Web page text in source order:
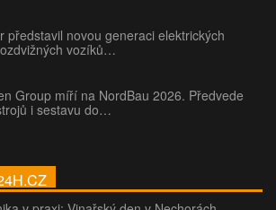
představil novou generaci elektrických
vozíků…
Group míří na NordBau 2026. Předvede
i sestavu do…